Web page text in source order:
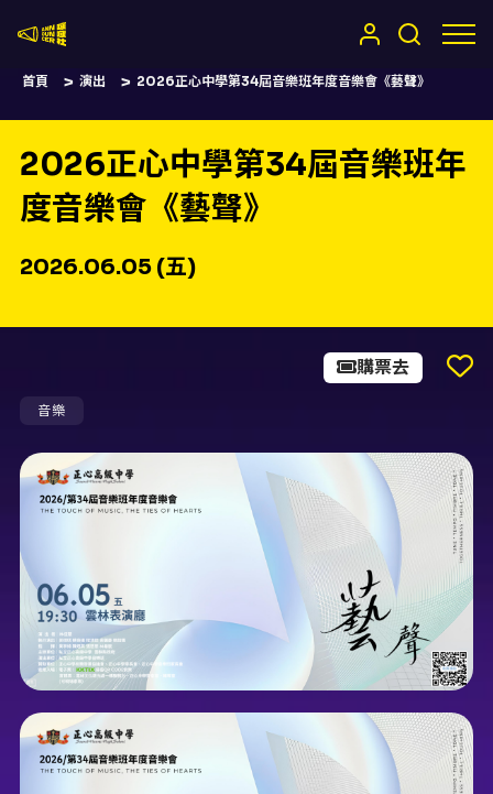
首頁 演出 2026正心中學第34屆音樂班年度音樂會《藝聲》
2026正心中學第34屆音樂班年
度音樂會《藝聲》
2026.06.05 (五)
音樂
購票去